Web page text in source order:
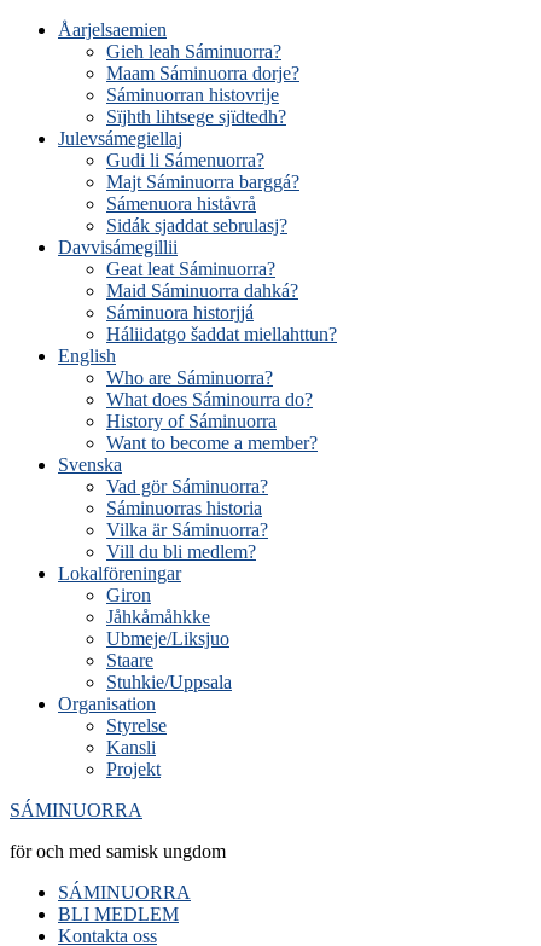
Åarjelsaemien
Gieh leah Sáminuorra?
Maam Sáminuorra dorje?
Sáminuorran histovrije
Sïjhth lihtsege sjïdtedh?
Julevsámegiellaj
Gudi li Sámenuorra?
Majt Sáminuorra barggá?
Sámenuora histåvrå
Sidák sjaddat sebrulasj?
Davvisámegillii
Geat leat Sáminuorra?
Maid Sáminuorra dahká?
Sáminuora historjjá
Háliidatgo šaddat miellahttun?
English
Who are Sáminuorra?
What does Sáminourra do?
History of Sáminuorra
Want to become a member?
Svenska
Vad gör Sáminuorra?
Sáminuorras historia
Vilka är Sáminuorra?
Vill du bli medlem?
Lokalföreningar
Giron
Jåhkåmåhkke
Ubmeje/Liksjuo
Staare
Stuhkie/Uppsala
Organisation
Styrelse
Kansli
Projekt
SÁMINUORRA
för och med samisk ungdom
SÁMINUORRA
BLI MEDLEM
Kontakta oss